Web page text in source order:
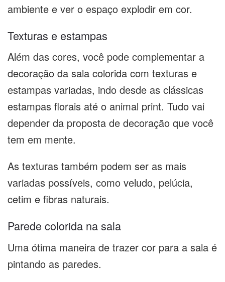
ambiente e ver o espaço explodir em cor.
Texturas e estampas
Além das cores, você pode complementar a
decoração da sala colorida com texturas e
estampas variadas, indo desde as clássicas
estampas florais até o animal print. Tudo vai
depender da proposta de decoração que você
tem em mente.
As texturas também podem ser as mais
variadas possíveis, como veludo, pelúcia,
cetim e fibras naturais.
Parede colorida na sala
Uma ótima maneira de trazer cor para a sala é
pintando as paredes.